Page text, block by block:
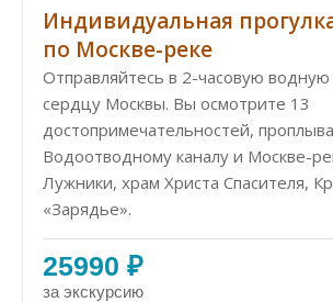
Индивидуальная
по Москве-реке
Отправляйтесь в 2-часовую водную
сердцу Москвы. Вы осмотрите 13
достопримечательностей,
Водоотводному каналу и Москве-
Лужники, храм Христа Спасителя,
«Зарядье».
25990 ₽
за экскурсию